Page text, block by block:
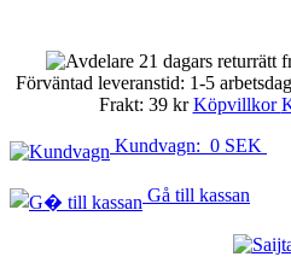
21 dagars returrätt
Förväntad leveranstid: 1-5
Frakt: 39 krKöpvillkor
Kundvagn: 0 SEK
Gå till kassan